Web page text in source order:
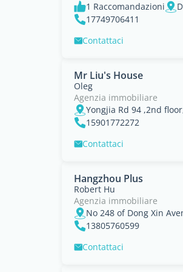
1 Raccomandazioni
17749706411
Contattaci
Mr Liu's House
Oleg
Agenzia immobiliare
Yongjia Rd 94 ,2nd
15901772272
Contattaci
Hangzhou Plus
Robert Hu
Agenzia immobiliare
No 248 of Dong Xin
13805760599
Contattaci